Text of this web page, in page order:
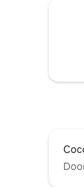
Creëer
het